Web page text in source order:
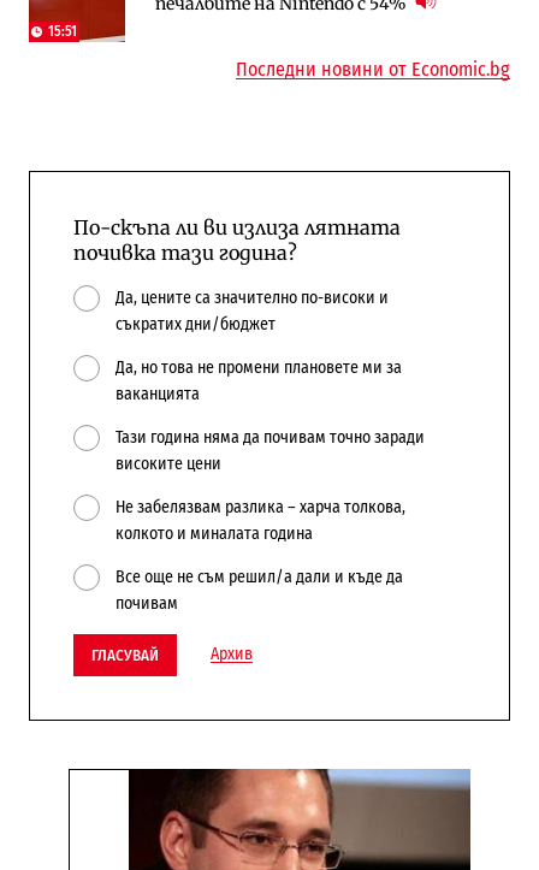
15:51
Последни новини от Economic.bg
По-скъпа ли ви излиза лятната
почивка тази година?
Да, цените са значително по-високи и
съкратих дни/бюджет
Да, но това не промени плановете ми за
ваканцията
Тази година няма да почивам точно заради
високите цени
Не забелязвам разлика – харча толкова,
колкото и миналата година
Все още не съм решил/а дали и къде да
почивам
ГЛАСУВАЙ Архив